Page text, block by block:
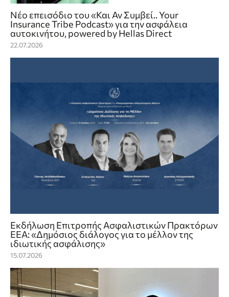
Νέο επεισόδιο του «Και Αν Συμβεί.. Your
Insurance Tribe Podcast» για την ασφάλεια
αυτοκινήτου, powered by Hellas Direct
22.07.2026
Εκδήλωση Επιτροπής Ασφαλιστικών Πρακτόρων
ΕΕΑ: «Δημόσιος διάλογος για το μέλλον της
ιδιωτικής ασφάλισης»
15.07.2026